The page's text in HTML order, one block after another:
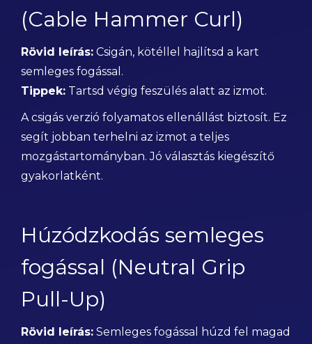
(Cable Hammer Curl)
Rövid leírás: Csigán, kötéllel hajlítsd a kart
semleges fogással.
Tippek: Tartsd végig feszülés alatt az izmot.
A csigás verzió folyamatos ellenállást biztosít. Ez
segít jobban terhelni az izmot a teljes
mozgástartományban. Jó választás kiegészítő
gyakorlatként.
Húzódzkodás semleges
fogással (Neutral Grip
Pull-Up)
Rövid leírás: Semleges fogással húzd fel magad